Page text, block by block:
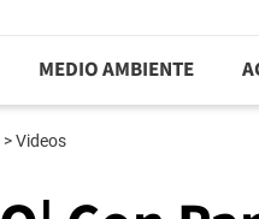
MEDIO AMBIENTE
>Videos